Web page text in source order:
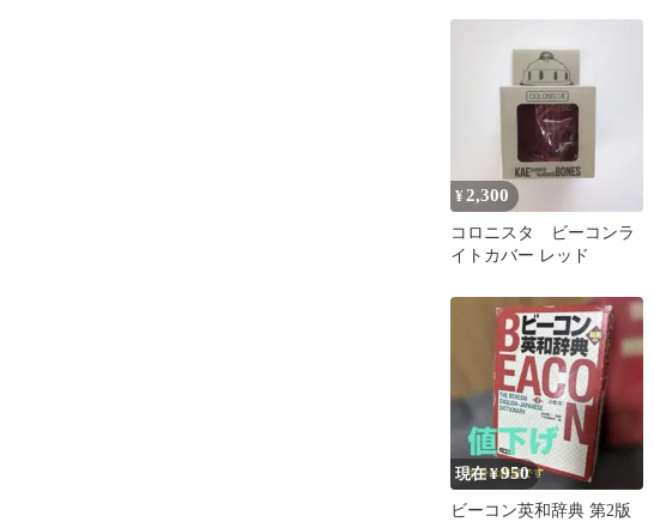
¥2,300
コロニスタ ビーコンラ
イトカバー レッド
現在 ¥950
ビーコン英和辞典 第2版